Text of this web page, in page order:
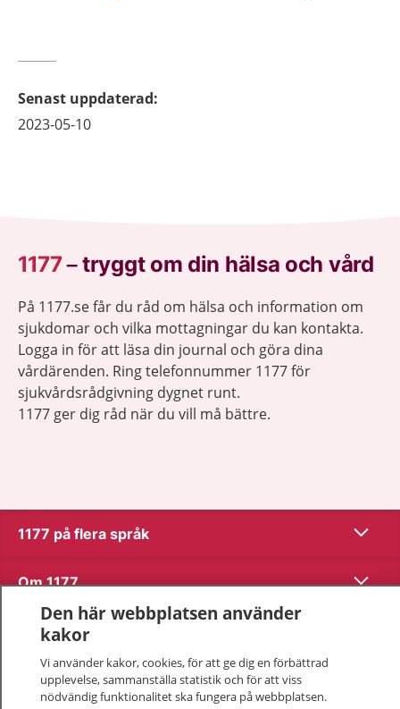
Senast uppdaterad:
2023-05-10
1177–tryggt om din hälsa och vård
På 1177.se får du råd om hälsa och information om
sjukdomar och vilka mottagningar du kan kontakta.
Logga in för att läsa din journal och göra dina
vårdärenden. Ring telefonnummer 1177 för
sjukvårdsrådgivning dygnet runt.
1177 ger dig råd när du vill må bättre.
1177 på flera språk Visa
Om 1177 Visa
Kontakt
Behandling av personuppgifter
Den här webbplatsen använder
kakor
Vi använder kakor, cookies, för att ge dig en förbättrad
upplevelse, sammanställa statistik och för att viss
nödvändig funktionalitet ska fungera på webbplatsen.